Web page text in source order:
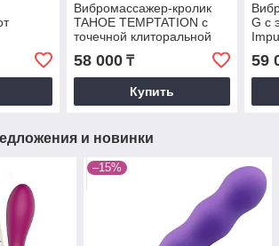
Вибромассажер-кролик
TAHOE TEMPTATION с
точечной клиторальной
стимуляцией от Calexotics
58 000₸
Купить
G с
59
и новинки
–15%